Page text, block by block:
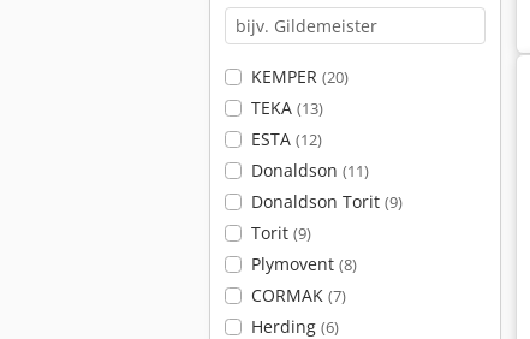
KEMPER (20)
TEKA (13)
ESTA (12)
Donaldson (11)
Donaldson Torit (9)
Torit (9)
Plymovent (8)
CORMAK (7)
Herding (6)